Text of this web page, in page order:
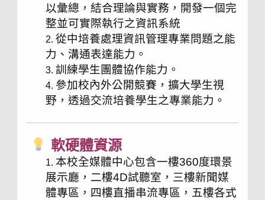
以彙總，結合理論與實務，開發一個完
整並可實際執行之資訊系統
從中培養處理資訊管理專業問題之能
力、溝通表達能力。
訓練學生團體協作能力。
參加校內外公開競賽，擴大學生視
野，透過交流培養學生之專業能力。
軟硬體資源
本校全媒體中心包含一樓360度環景
展示廳，二樓4D試聽室，三樓新聞媒
體專區，四樓直播串流專區，五樓各式